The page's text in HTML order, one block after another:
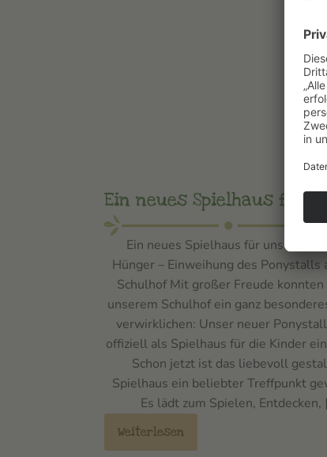
Ein neues Spielhaus für
Ein neues Spielhaus für unsere
Hünger – Einweihung des Ponystalls
Schulhof Mit großer Freude
unserem Schulhof ein ganz
verwirklichen: Unser neuer
offiziell als Spielhaus für die Kinder
Schon jetzt ist das liebevoll
Spielhaus ein beliebter Treffpunkt
Es lädt zum Spielen, Entdecken,
Weiterlesen